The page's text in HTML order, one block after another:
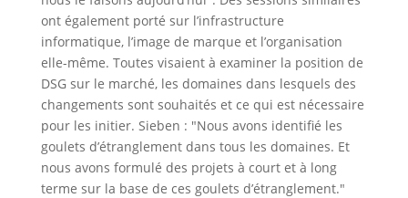
ont également porté sur l’infrastructure
informatique, l’image de marque et l’organisation
elle-même. Toutes visaient à examiner la position de
DSG sur le marché, les domaines dans lesquels des
changements sont souhaités et ce qui est nécessaire
pour les initier. Sieben : "Nous avons identifié les
goulets d’étranglement dans tous les domaines. Et
nous avons formulé des projets à court et à long
terme sur la base de ces goulets d’étranglement."